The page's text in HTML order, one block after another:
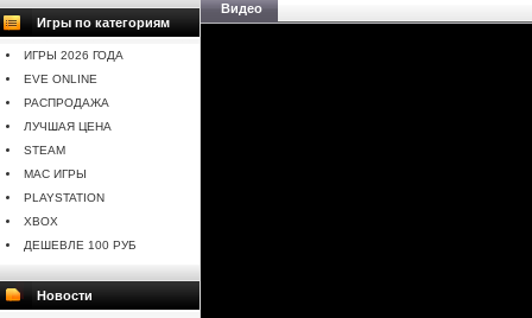
Игры по категориям
ИГРЫ 2026 ГОДА
EVE ONLINE
РАСПРОДАЖА
ЛУЧШАЯ ЦЕНА
STEAM
MAC ИГРЫ
PLAYSTATION
XBOX
ДЕШЕВЛЕ 100 РУБ
Новости
Видео